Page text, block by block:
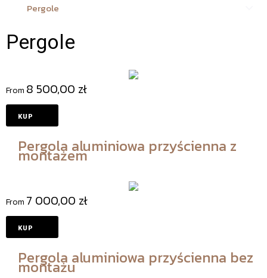
Pergole
Pergole
Pergola aluminiowa przyścienna z
montażem
From 8 500,00 zł
Pergola aluminiowa przyścienna bez
montażu
From 7 000,00 zł